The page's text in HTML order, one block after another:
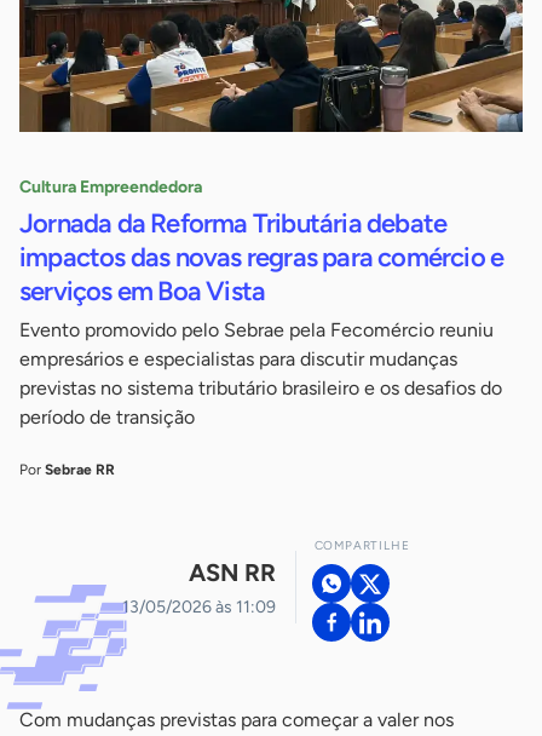
Cultura Empreendedora
Jornada da Reforma Tributária debate
impactos das novas regras para comércio e
serviços em Boa Vista
Evento promovido pelo Sebrae pela Fecomércio reuniu
empresários e especialistas para discutir mudanças
previstas no sistema tributário brasileiro e os desafios do
período de transição
Por Sebrae RR
ASN RR
13/05/2026 às 11:09
COMPARTILHE
Com mudanças previstas para começar a valer nos